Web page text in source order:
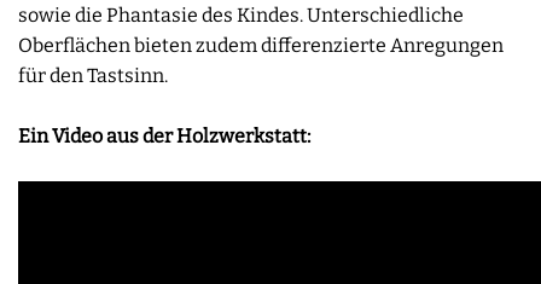
sowie die Phantasie des Kindes. Unterschiedliche
Oberflächen bieten zudem differenzierte Anregungen
für den Tastsinn.
Ein Video aus der Holzwerkstatt: